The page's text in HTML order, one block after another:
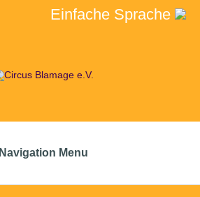
Einfache Sprache
Navigation Menu